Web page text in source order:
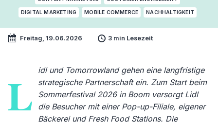
DIGITAL MARKETING MOBILE COMMERCE NACHHALTIGKEIT
Freitag, 19.06.2026 3 min Lesezeit
L
idl und Tomorrowland gehen eine langfristige
strategische Partnerschaft ein. Zum Start beim
Sommerfestival 2026 in Boom versorgt Lidl
die Besucher mit einer Pop-up-Filiale, eigener
Bäckerei und Fresh Food Stations. Die